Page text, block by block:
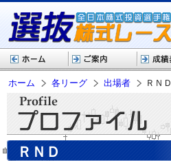
ホーム 各リーグ 出場者 ＲＮＤ
ＲＮＤ